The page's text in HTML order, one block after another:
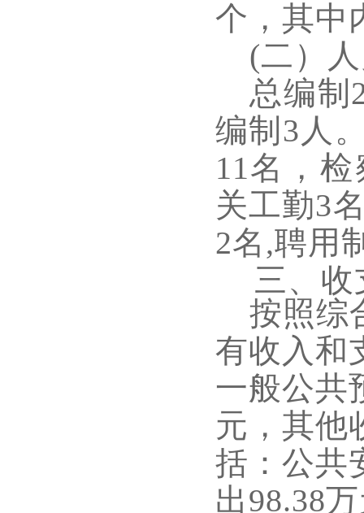
个，其中
(二）
总编制
编制 3人
11名，
关工勤3
2名,聘用
三、收
按照综
有收入和
一般公共
元，其他
括：公共
出98.38